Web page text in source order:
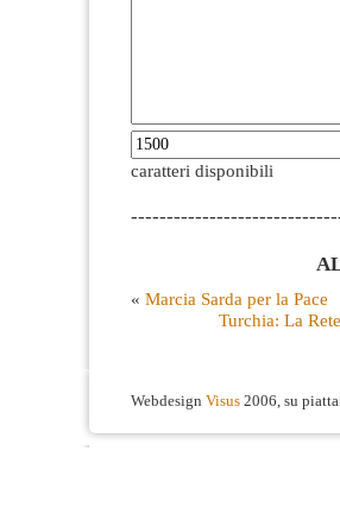
caratteri disponibili
« Marcia Sarda per la Pace
Turchia: La
Webdesign Visus 2006, su